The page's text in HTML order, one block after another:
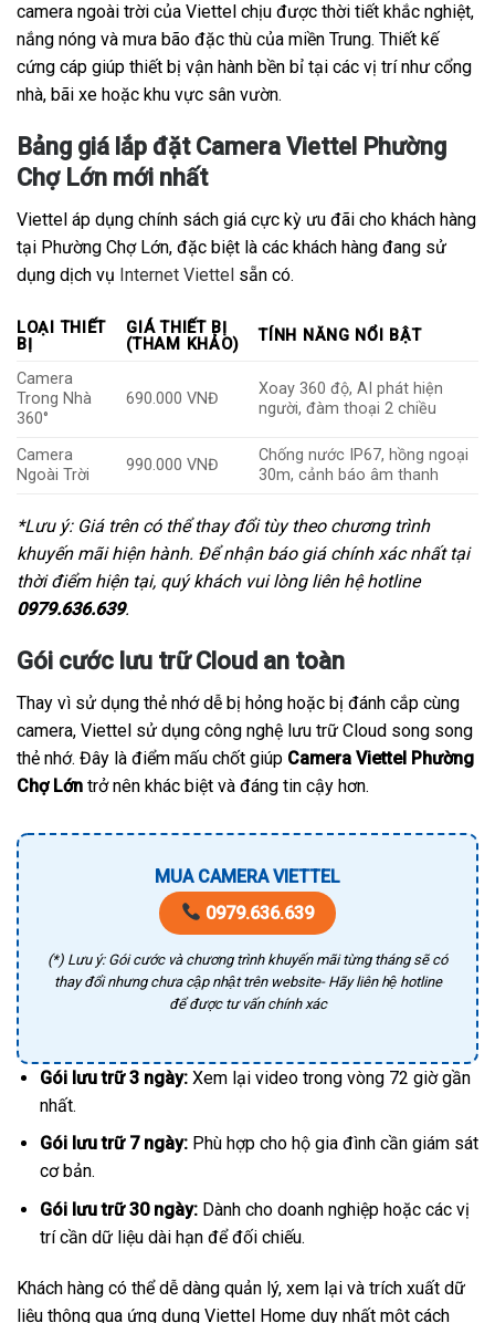
camera ngoài trời của Viettel chịu được thời tiết khắc nghiệt,
nắng nóng và mưa bão đặc thù của miền Trung. Thiết kế
cứng cáp giúp thiết bị vận hành bền bỉ tại các vị trí như cổng
nhà, bãi xe hoặc khu vực sân vườn.
Bảng giá lắp đặt Camera Viettel Phường
Chợ Lớn mới nhất
Viettel áp dụng chính sách giá cực kỳ ưu đãi cho khách hàng
tại Phường Chợ Lớn, đặc biệt là các khách hàng đang sử
dụng dịch vụ Internet Viettel sẵn có.
LOẠI THIẾT
BỊ
GIÁ THIẾT BỊ
(THAM KHẢO)
TÍNH NĂNG NỔI BẬT
Camera
Trong Nhà
360°
690.000 VNĐ
Xoay 360 độ, AI phát hiện
người, đàm thoại 2 chiều
Camera
Ngoài Trời
990.000 VNĐ
Chống nước IP67, hồng ngoại
30m, cảnh báo âm thanh
*Lưu ý: Giá trên có thể thay đổi tùy theo chương trình
khuyến mãi hiện hành. Để nhận báo giá chính xác nhất tại
thời điểm hiện tại, quý khách vui lòng liên hệ hotline
0979.636.639.
Gói cước lưu trữ Cloud an toàn
Thay vì sử dụng thẻ nhớ dễ bị hỏng hoặc bị đánh cắp cùng
camera, Viettel sử dụng công nghệ lưu trữ Cloud song song
thẻ nhớ. Đây là điểm mấu chốt giúp Camera Viettel Phường
Chợ Lớn trở nên khác biệt và đáng tin cậy hơn.
MUA CAMERA VIETTEL
0979.636.639
(*) Lưu ý: Gói cước và chương trình khuyến mãi từng tháng sẽ có
thay đổi nhưng chưa cập nhật trên website- Hãy liên hệ hotline
để được tư vấn chính xác
Gói lưu trữ 3 ngày:Xem lại video trong vòng 72 giờ gần
nhất.
Gói lưu trữ 7 ngày:Phù hợp cho hộ gia đình cần giám sát
cơ bản.
Gói lưu trữ 30 ngày:Dành cho doanh nghiệp hoặc các vị
trí cần dữ liệu dài hạn để đối chiếu.
Khách hàng có thể dễ dàng quản lý, xem lại và trích xuất dữ
liệu thông qua ứng dụng Viettel Home duy nhất một cách